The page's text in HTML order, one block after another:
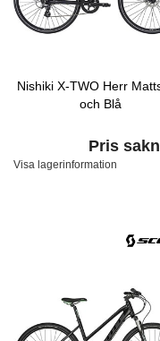
Nishiki X-TWO Herr
och Blå
Pris
Visa lagerinformation